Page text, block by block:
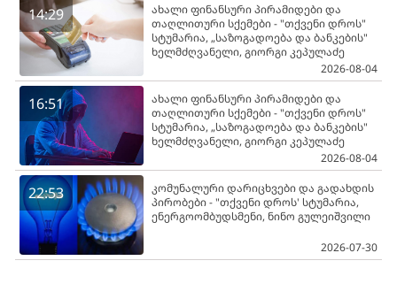
14:29
ახალი ფინანსური პირამიდები და
თაღლითური სქემები - "თქვენი დროს"
სტუმარია, „საზოგადოება და ბანკების"
ხელმძღვანელი, გიორგი კეპულაძე
2026-08-04
16:51
ახალი ფინანსური პირამიდები და
თაღლითური სქემები - "თქვენი დროს"
სტუმარია, „საზოგადოება და ბანკების"
ხელმძღვანელი, გიორგი კეპულაძე
2026-08-04
22:53
კომუნალური დარიცხვები და გადახდის
პირობები - "თქვენი დროს' სტუმარია,
ენერგოომბუდსმენი, ნინო გულეიშვილი
2026-07-30